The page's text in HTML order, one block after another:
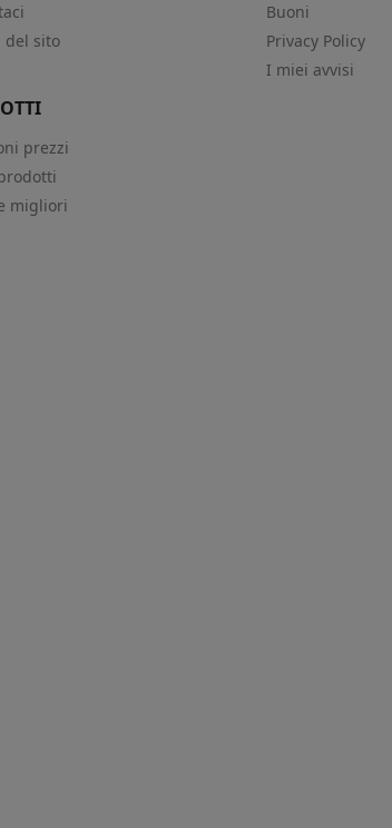
del sito
prezzi
migliori
Buoni
Privacy Policy
I miei avvisi